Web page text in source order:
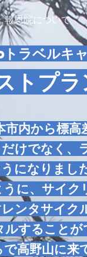
報恩院について
トラベルキ
トプ
内から標
けでなく
になりま
に、サイク
ンタサイク
すること
高野山に